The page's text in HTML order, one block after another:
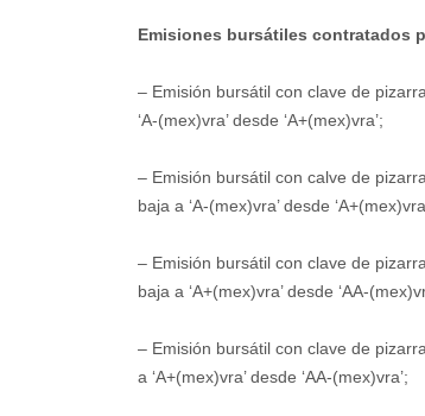
Emisiones bursátiles contratados
– Emisión bursátil con clave de
‘A-(mex)vra’ desde ‘A+(mex)vra’;
– Emisión bursátil con calve de
baja a ‘A-(mex)vra’ desde
– Emisión bursátil con clave de
baja a ‘A+(mex)vra’ desde ‘AA-
– Emisión bursátil con clave de
a ‘A+(mex)vra’ desde ‘AA-(mex)vra’;